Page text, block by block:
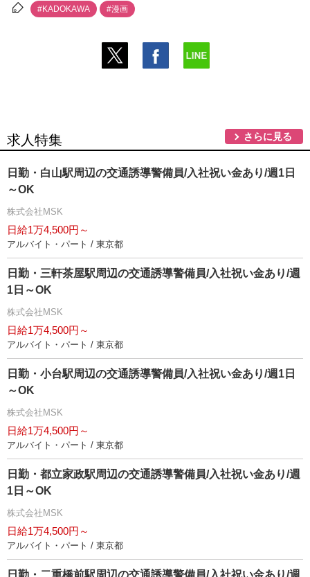
#KADOKAWA #漫画
求人特集 さらに見る
日勤・白山駅周辺の交通誘導警備員/入社祝い金あり/週1日
～OK
株式会社MSK
日給1万4,500円～
アルバイト・パート / 東京都
日勤・三軒茶屋駅周辺の交通誘導警備員/入社祝い金あり/週
1日～OK
株式会社MSK
日給1万4,500円～
アルバイト・パート / 東京都
日勤・小台駅周辺の交通誘導警備員/入社祝い金あり/週1日
～OK
株式会社MSK
日給1万4,500円～
アルバイト・パート / 東京都
日勤・都立家政駅周辺の交通誘導警備員/入社祝い金あり/週
1日～OK
株式会社MSK
日給1万4,500円～
アルバイト・パート / 東京都
日勤・二重橋前駅周辺の交通誘導警備員/入社祝い金あり/週